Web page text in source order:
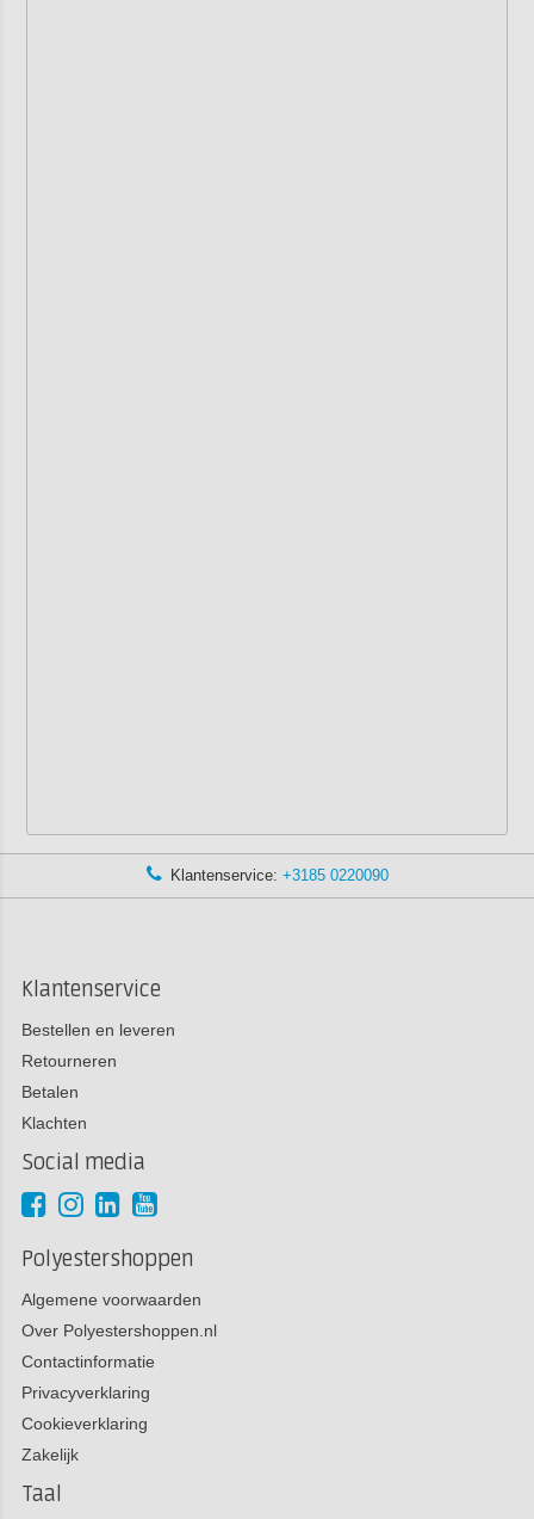
Klantenservice: +3185 0220090
Klantenservice
Bestellen en leveren
Retourneren
Betalen
Klachten
Social media
Polyestershoppen
Algemene voorwaarden
Over Polyestershoppen.nl
Contactinformatie
Privacyverklaring
Cookieverklaring
Zakelijk
Taal